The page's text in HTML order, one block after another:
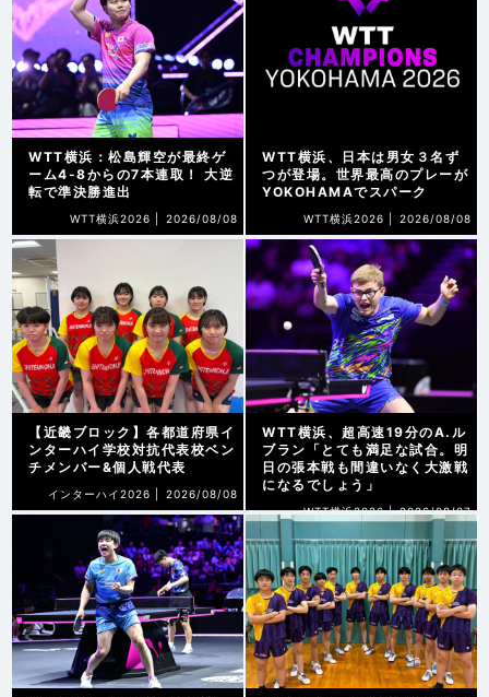
WTT横浜：松島輝空が最終ゲ
ーム4-8からの7本連取！ 大逆
転で準決勝進出
WTT横浜2026 | 2026/08/08
WTT横浜、日本は男女３名ず
つが登場。世界最高のプレーが
YOKOHAMAでスパーク
WTT横浜2026 | 2026/08/08
【近畿ブロック】各都道府県イ
ンターハイ学校対抗代表校ベン
チメンバー&個人戦代表
インターハイ2026 | 2026/08/08
WTT横浜、超高速19分のA.ル
ブラン「とても満足な試合。明
日の張本戦も間違いなく大激戦
になるでしょう」
WTT横浜2026 | 2026/08/07